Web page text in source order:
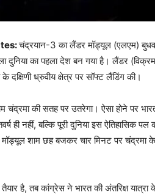
चंद्रयान-3 का लैंडर मॉड्यूल (एलएम)
दुनिया का पहला देश बन गया है। लैंडर
ध्रुवीय क्षेत्र पर सॉफ्ट लैंडिंग की।
की सतह पर उतरेगा। ऐसा होने पर
ही नहीं, बल्कि पूरी दुनिया इस ऐतिहासिक
शाम छह बजकर चार मिनट पर चंद्रमा के
है, तब कांग्रेस ने भारत की अंतरिक्ष यात्रा